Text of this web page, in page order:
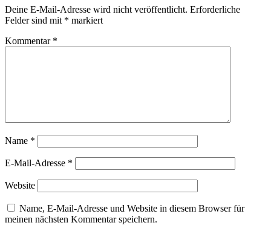
Deine E-Mail-Adresse wird nicht veröffentlicht. Erforderliche
Felder sind mit * markiert
Kommentar *
Name *
E-Mail-Adresse *
Website
Name, E-Mail-Adresse und Website in diesem Browser für
meinen nächsten Kommentar speichern.